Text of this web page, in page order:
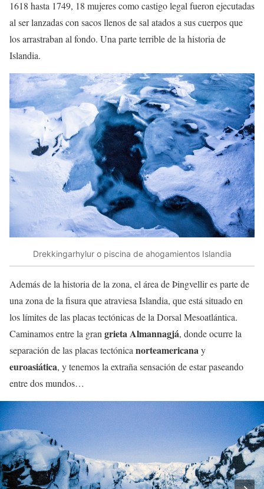
1618 hasta 1749, 18 mujeres como castigo legal fueron ejecutadas
al ser lanzadas con sacos llenos de sal atados a sus cuerpos que
los arrastraban al fondo. Una parte terrible de la historia de
Islandia.
Drekkingarhylur o piscina de ahogamientos Islandia
Además de la historia de la zona, el área de Þingvellir es parte de
una zona de la fisura que atraviesa Islandia, que está situado en
los límites de las placas tectónicas de la Dorsal Mesoatlántica.
Caminamos entre la grangrieta Almannagjá, donde ocurre la
separación de las placas tectónicanorteamericanay
euroasiática, y tenemos la extraña sensación de estar paseando
entre dos mundos…